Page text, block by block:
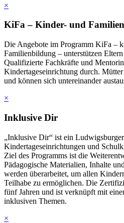
×
KiFa – Kinder- und
Die Angebote im Programm KiFa –
Familienbildung – unterstützen
Qualifizierte Fachkräfte und
Kindertageseinrichtung durch.
und können sich untereinander
×
Inklusive Dir
„Inklusive Dir“ ist ein
Kindertageseinrichtungen und
Ziel des Programms ist die
Pädagogische Materialien, Inhalte
werden überarbeitet, um allen
Teilhabe zu ermöglichen. Die
fünf Jahren und ist verknüpft mit
inklusiven Themen.
×